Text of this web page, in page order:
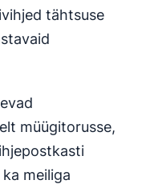
tähtsuse
müügitorusse,
meiliga